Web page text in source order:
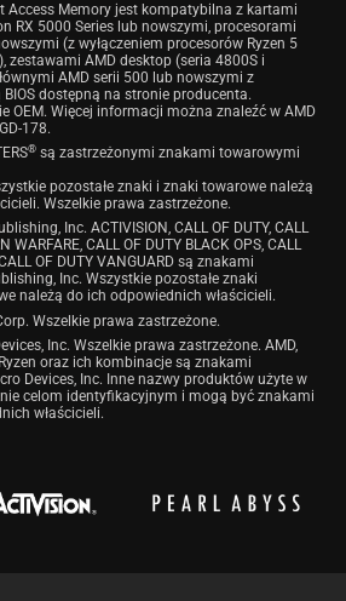
Access Memory jest kompatybilna z kartami
RX 5000 Series lub nowszymi, procesorami
(z wyłączeniem procesorów Ryzen 5
zestawami AMD desktop (seria 4800S i
AMD serii 500 lub nowszymi z
dostępną na stronie producenta.
OEM. Więcej informacji można znaleźć w AMD
178.
® są zastrzeżonymi znakami towarowymi
pozostałe znaki i znaki towarowe należą
Wszelkie prawa zastrzeżone.
Inc. ACTIVISION, CALL OF DUTY, CALL
WARFARE, CALL OF DUTY BLACK OPS, CALL
OF DUTY VANGUARD są znakami
Inc. Wszystkie pozostałe znaki
należą do ich odpowiednich właścicieli.
Wszelkie prawa zastrzeżone.
Inc. Wszelkie prawa zastrzeżone. AMD,
oraz ich kombinacje są znakami
Devices, Inc. Inne nazwy produktów użyte w
celom identyfikacyjnym i mogą być znakami
właścicieli.